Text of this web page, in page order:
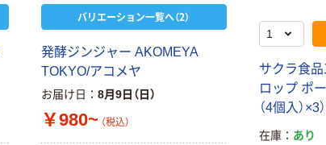
バリエーション一覧へ（2）
発酵ジンジャー AKOMEYA
TOKYO/アコメヤ
お届け日 8月9日（日）
￥980~ （税込）
サクラ食
ロップ ポ
（4個入）×3）
在庫
あり